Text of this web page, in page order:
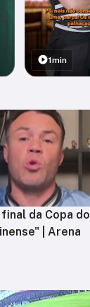
1min
da Copa do
| Arena